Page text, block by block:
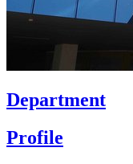
Department
Profile